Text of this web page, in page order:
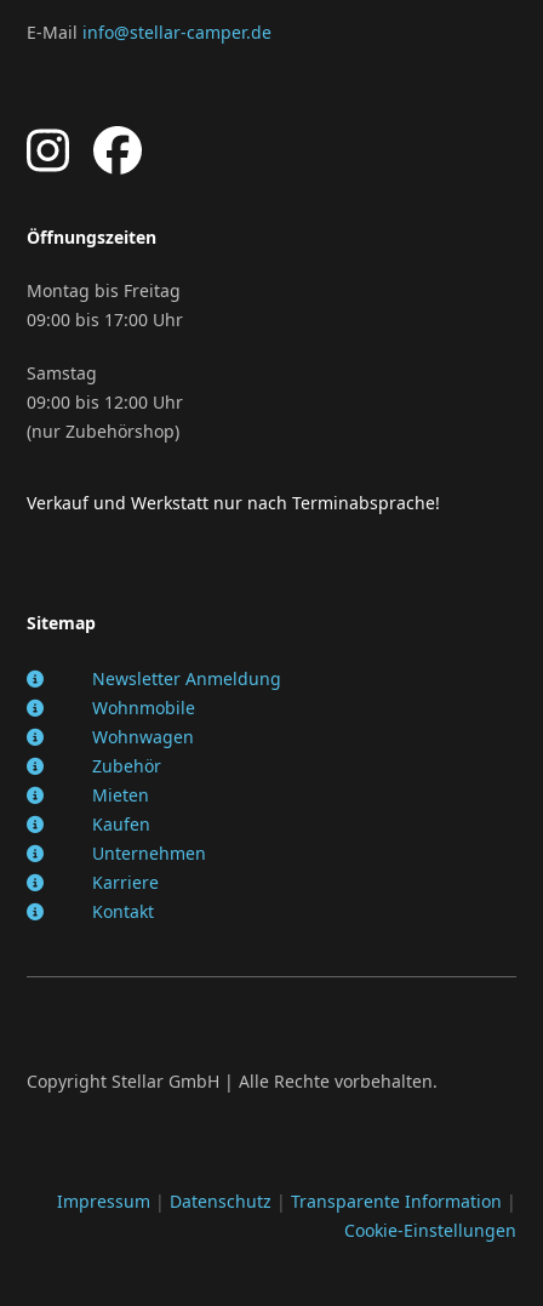
E-Mail info@stellar-camper.de
Öffnungszeiten
Montag bis Freitag
09:00 bis 17:00 Uhr
Samstag
09:00 bis 12:00 Uhr
(nur Zubehörshop)
Verkauf und Werkstatt nur nach Terminabsprache!
Sitemap
Newsletter Anmeldung
Wohnmobile
Wohnwagen
Zubehör
Mieten
Kaufen
Unternehmen
Karriere
Kontakt
Copyright Stellar GmbH | Alle Rechte vorbehalten.
Impressum | Datenschutz | Transparente Information |
Cookie-Einstellungen